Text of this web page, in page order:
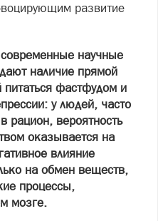
развитие
научные
наличие прямой
фастфудом и
у людей, часто
рацион, вероятность
оказывается на
влияние
на обмен веществ,
процессы,
мозге.